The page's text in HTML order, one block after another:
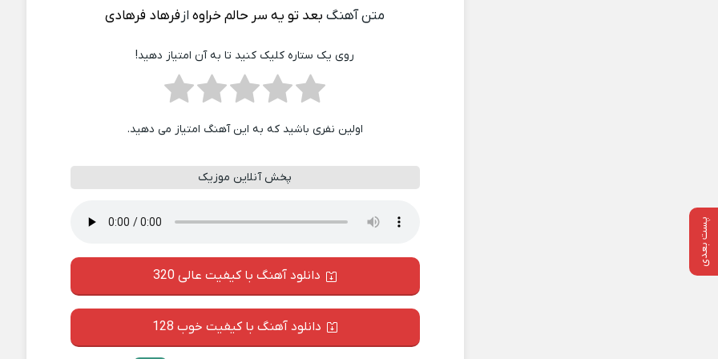
پست بعدی
متن آهنگ بعد تو یه سر حالم خراوهازفرهاد فرهادی
روی یک ستاره کلیک کنید تا به آن امتیاز دهید!
اولین نفری باشید که به این آهنگ امتیاز می دهید.
پخش آنلاین موزیک
دانلود آهنگ با کیفیت عالی 320
دانلود آهنگ با کیفیت خوب 128